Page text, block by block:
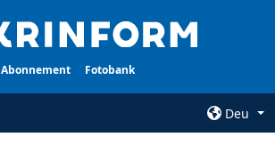
Abonnement Fotobank
Deu